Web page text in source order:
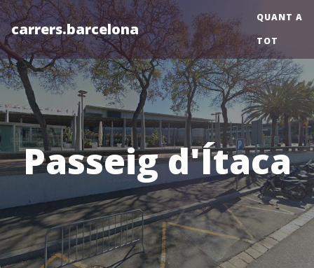
carrers.barcelona
QUANT A
TOT
Passeig d'Ítaca